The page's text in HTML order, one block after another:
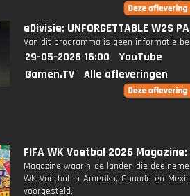
eDivisie: UNFORGETTABLE W2S
Van dit programma is geen informatie
29-05-2026 16:00
YouTube
Gamen.TV
Alle afleveringen
FIFA WK Voetbal 2026
Magazine waarin de landen die
WK Voetbal in Amerika, Canada en
voorgesteld.